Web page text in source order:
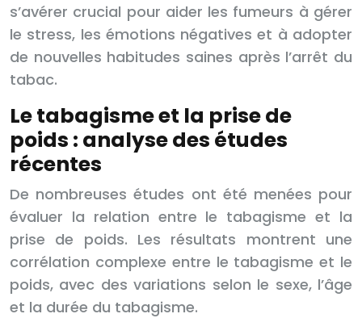
s’avérer crucial pour aider les fumeurs à gérer
le stress, les émotions négatives et à adopter
de nouvelles habitudes saines après l’arrêt du
tabac.
Le tabagisme et la prise de
poids : analyse des études
récentes
De nombreuses études ont été menées pour
évaluer la relation entre le tabagisme et la
prise de poids. Les résultats montrent une
corrélation complexe entre le tabagisme et le
poids, avec des variations selon le sexe, l’âge
et la durée du tabagisme.